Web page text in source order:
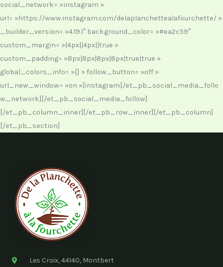
social_network= »instagram »
url= »https://www.instagram.com/delaplanchettealafourchette/ »
_builder_version= »4.19.1″ background_color= »#ea2c59″
custom_margin= »|4px||4px||true »
custom_padding= »8px|8px|8px|8px|true|true »
global_colors_info= »{} » follow_button= »off »
url_new_window= »on »]instagram[/et_pb_social_media_follo
w_network][/et_pb_social_media_follow]
[/et_pb_column_inner][/et_pb_row_inner][/et_pb_column]
[/et_pb_section]
Les Croix, 44140, Montbert